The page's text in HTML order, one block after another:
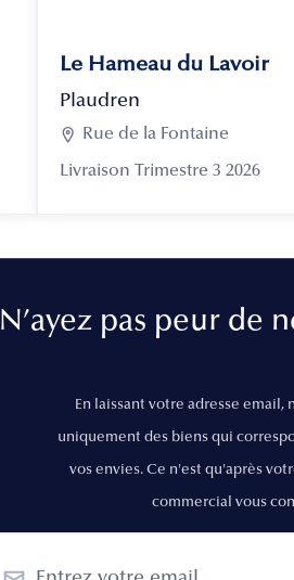
Le Hameau du Lavoir
Plaudren
 Rue de la Fontaine
Livraison Trimestre 3 2026
N’ayez pas peur de
En laissant votre adresse email,
uniquement des biens qui
vos envies. Ce n'est qu'après
commercial vous